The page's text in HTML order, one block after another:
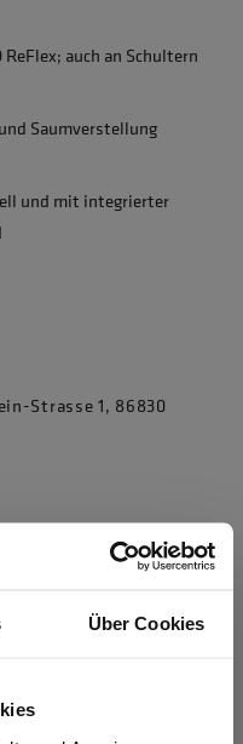
Über Cookies
auch an Schultern
Saumverstellung
und mit integrierter
Strasse 1, 86830